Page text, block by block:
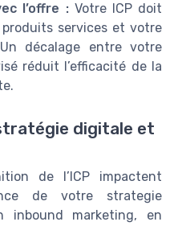
l’offre :Votre ICP doit
services et votre
décalage entre votre
réduit l’efficacité de la
digitale et
de l’ICP impactent
de votre strategie
inbound marketing, en